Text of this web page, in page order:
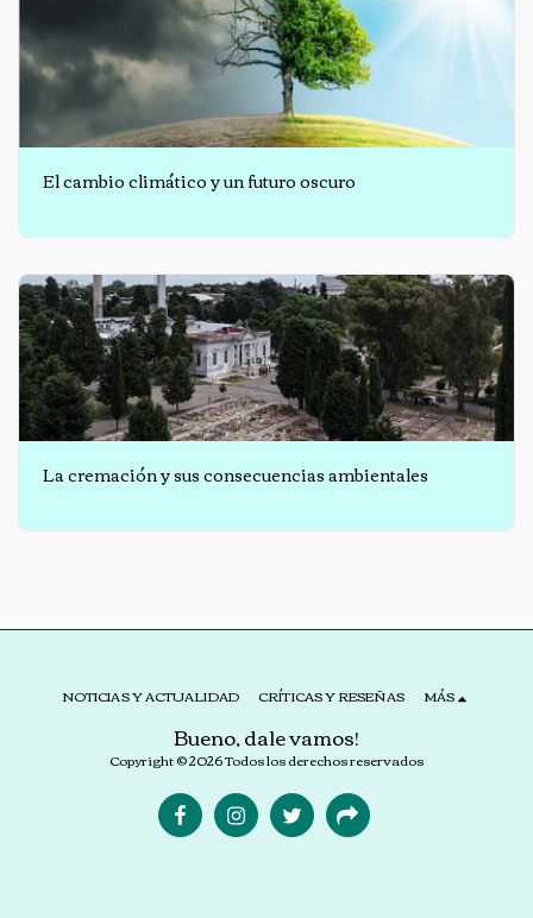
El cambio climático y un futuro oscuro
La cremación y sus consecuencias ambientales
Bueno, dale vamos!
Copyright © 2026 Todos los derechos reservados
NOTICIAS Y ACTUALIDAD CRÍTICAS Y RESEÑAS MÁS